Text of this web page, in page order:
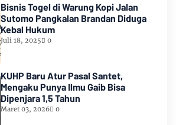
Bisnis Togel di Warung Kopi Jalan
Sutomo Pangkalan Brandan Diduga
Kebal Hukum
Juli 18, 2025 0
KUHP Baru Atur Pasal Santet,
Mengaku Punya Ilmu Gaib Bisa
Dipenjara 1,5 Tahun
Maret 03, 2026 0